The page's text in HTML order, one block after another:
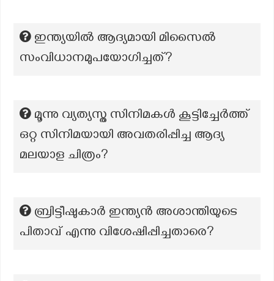
ഇന്ത്യയിൽ ആദ്യമായി മിസൈൽ
സംവിധാനമുപയോഗിച്ചത്?
മൂന്നു വ്യത്യസ്ത സിനിമകള്‍ കൂട്ടിച്ചേര്‍ത്ത്
ഒറ്റ സിനിമയായി അവതരിപ്പിച്ച ആദ്യ
മലയാള ചിത്രം?
ബ്രിട്ടീഷുകാർ ഇന്ത്യൻ അശാന്തിയുടെ
പിതാവ് എന്നു വിശേഷിപ്പിച്ചതാരെ?